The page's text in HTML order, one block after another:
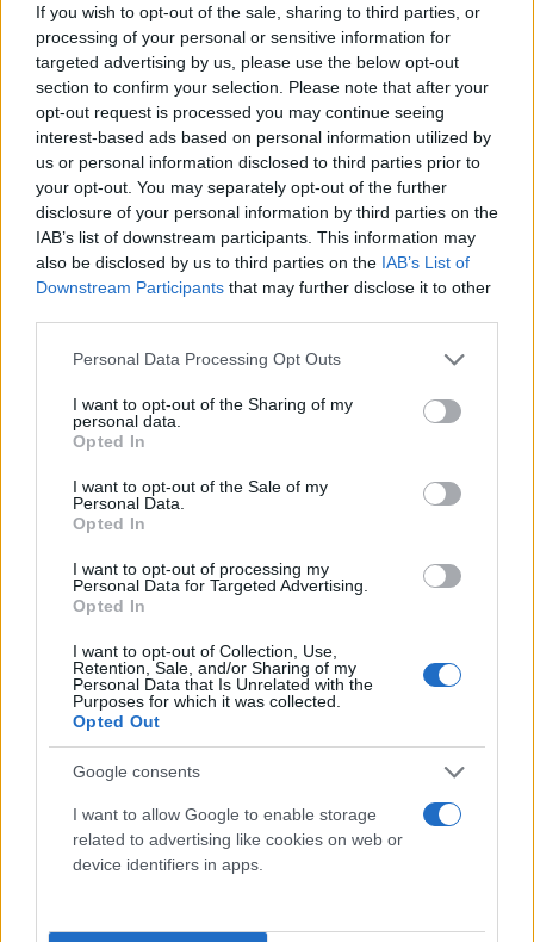
If you wish to opt-out of the sale, sharing to third parties, or
processing of your personal or sensitive information for
targeted advertising by us, please use the below opt-out
section to confirm your selection. Please note that after your
opt-out request is processed you may continue seeing
interest-based ads based on personal information utilized by
us or personal information disclosed to third parties prior to
your opt-out. You may separately opt-out of the further
disclosure of your personal information by third parties on the
IAB’s list of downstream participants. This information may
also be disclosed by us to third parties on the IAB’s List of
Downstream Participants that may further disclose it to other
Please note that this website/app uses one or more Google
not limited to your visit or usage behaviour. You may click to
grant or deny consent to Google and its third-party tags to
use your data for below specified purposes in below Google
consent section.
Personal Data Processing Opt Outs
I want to opt-out of the Sharing of my
personal data.
Opted In
I want to opt-out of the Sale of my
Personal Data.
Opted In
I want to opt-out of processing my
Personal Data for Targeted Advertising.
Opted In
I want to opt-out of Collection, Use,
Retention, Sale, and/or Sharing of my
Personal Data that Is Unrelated with the
Purposes for which it was collected.
Opted Out
Google consents
I want to allow Google to enable storage
related to advertising like cookies on web or
device identifiers in apps.
Contenitore urine plus con campionatore - 120 ml
0,40 € (iva esclusa)
Contenitore urina sterile per campionamento delle
urine in polipropilene con tappo a vite...
( 0 recensioni )